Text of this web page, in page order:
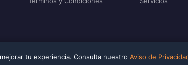
tu experiencia. Consulta nuestro Aviso de
Customization costs are calculated at checkout.